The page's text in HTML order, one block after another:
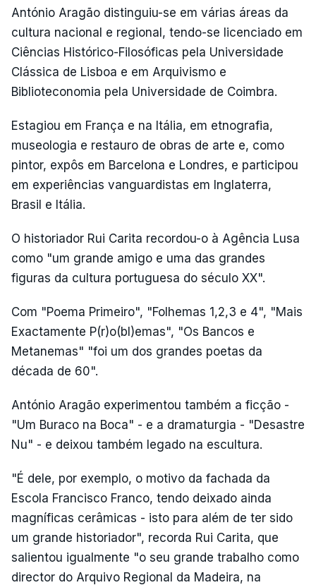
António Aragão distinguiu-se em várias áreas da
cultura nacional e regional, tendo-se licenciado em
Ciências Histórico-Filosóficas pela Universidade
Clássica de Lisboa e em Arquivismo e
Biblioteconomia pela Universidade de Coimbra.
Estagiou em França e na Itália, em etnografia,
museologia e restauro de obras de arte e, como
pintor, expôs em Barcelona e Londres, e participou
em experiências vanguardistas em Inglaterra,
Brasil e Itália.
O historiador Rui Carita recordou-o à Agência Lusa
como "um grande amigo e uma das grandes
figuras da cultura portuguesa do século XX".
Com "Poema Primeiro", "Folhemas 1,2,3 e 4", "Mais
Exactamente P(r)o(bl)emas", "Os Bancos e
Metanemas" "foi um dos grandes poetas da
década de 60".
António Aragão experimentou também a ficção -
"Um Buraco na Boca" - e a dramaturgia - "Desastre
Nu" - e deixou também legado na escultura.
"É dele, por exemplo, o motivo da fachada da
Escola Francisco Franco, tendo deixado ainda
magníficas cerâmicas - isto para além de ter sido
um grande historiador", recorda Rui Carita, que
salientou igualmente "o seu grande trabalho como
director do Arquivo Regional da Madeira, na